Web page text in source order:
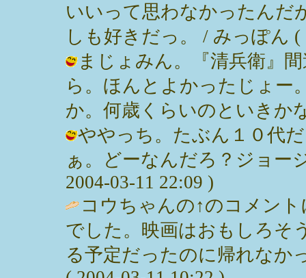
いいって思わなかったんだ
しも好きだっ。 / みっぽん (
まじょみん。『清兵衛』
ら。ほんとよかったじょー
か。何歳くらいのといきか
ややっち。たぶん１０代
ぁ。どーなんだろ？ジョー
2004-03-11 22:09 )
コウちゃんの↑のコメン
でした。映画はおもしろそ
る予定だったのに帰れなか